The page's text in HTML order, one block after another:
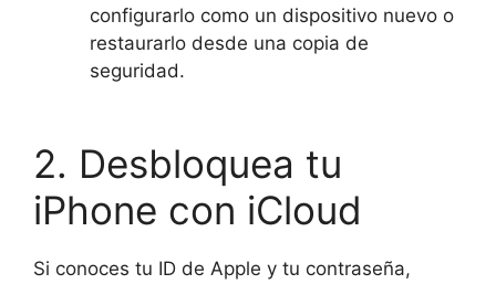
configurarlo como un dispositivo nuevo o
restaurarlo desde una copia de
seguridad.
2. Desbloquea tu
iPhone con iCloud
Si conoces tu ID de Apple y tu contraseña,